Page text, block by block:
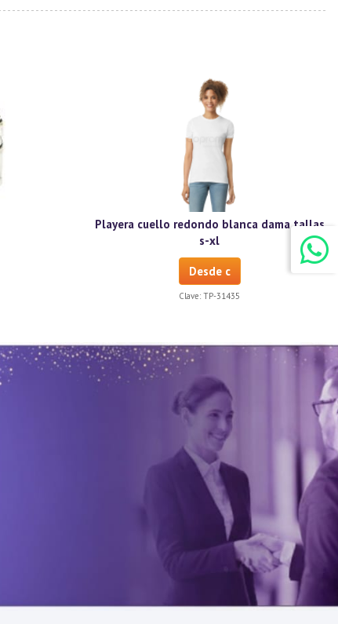
Playera cuello redondo blanca dama tallas
s-xl
Desde c
Clave:TP-31435